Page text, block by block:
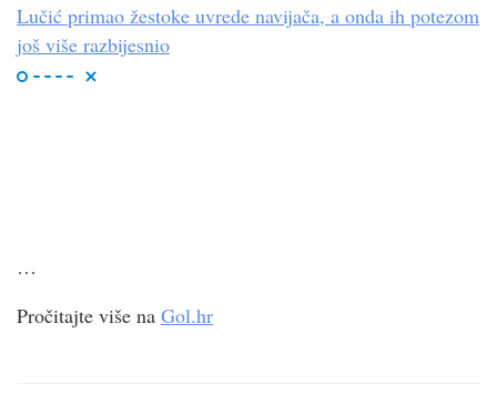
Lučić primao žestoke uvrede navijača, a onda ih potezom
još više razbijesnio
…
Pročitajte više na Gol.hr